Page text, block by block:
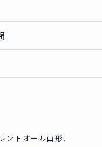
レントオール山形.